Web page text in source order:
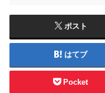
ポスト
はてブ
Pocket